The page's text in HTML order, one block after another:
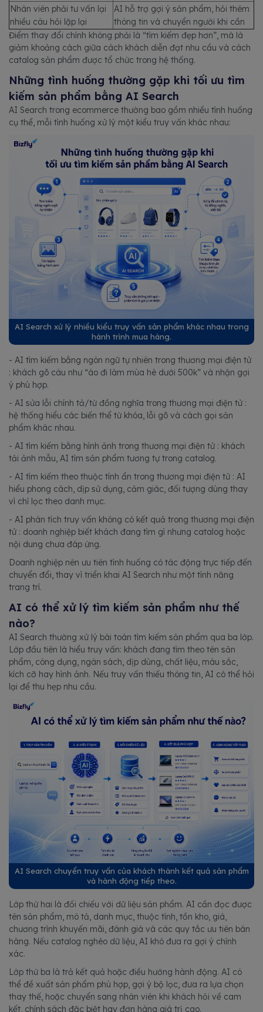
Nhân viên phải tư vấn lại
nhiều câu hỏi lặp lại
AI hỗ trợ gợi ý sản phẩm, hỏi thêm
thông tin và chuyển người khi cần
Điểm thay đổi chính không phải là “tìm kiếm đẹp hơn”, mà là
giảm khoảng cách giữa cách khách diễn đạt nhu cầu và cách
catalog sản phẩm được tổ chức trong hệ thống.
Những tình huống thường gặp khi tối ưu tìm
kiếm sản phẩm bằng AI Search
AI Search trong ecommerce thường bao gồm nhiều tình huống
cụ thể, mỗi tình huống xử lý một kiểu truy vấn khác nhau:
AI Search xử lý nhiều kiểu truy vấn sản phẩm khác nhau trong
hành trình mua hàng.
- AI tìm kiếm bằng ngôn ngữ tự nhiên trong thương mại điện tử
: khách gõ câu như “áo đi làm mùa hè dưới 500k” và nhận gợi
ý phù hợp.
- AI sửa lỗi chính tả/từ đồng nghĩa trong thương mại điện tử :
hệ thống hiểu các biến thể từ khóa, lỗi gõ và cách gọi sản
phẩm khác nhau.
- AI tìm kiếm bằng hình ảnh trong thương mại điện tử : khách
tải ảnh mẫu, AI tìm sản phẩm tương tự trong catalog.
- AI tìm kiếm theo thuộc tính ẩn trong thương mại điện tử : AI
hiểu phong cách, dịp sử dụng, cảm giác, đối tượng dùng thay
vì chỉ lọc theo danh mục.
- AI phân tích truy vấn không có kết quả trong thương mại điện
tử : doanh nghiệp biết khách đang tìm gì nhưng catalog hoặc
nội dung chưa đáp ứng.
Doanh nghiệp nên ưu tiên tình huống có tác động trực tiếp đến
chuyển đổi, thay vì triển khai AI Search như một tính năng
trang trí.
AI có thể xử lý tìm kiếm sản phẩm như thế
nào?
AI Search thường xử lý bài toán tìm kiếm sản phẩm qua ba lớp.
Lớp đầu tiên là hiểu truy vấn: khách đang tìm theo tên sản
phẩm, công dụng, ngân sách, dịp dùng, chất liệu, màu sắc,
kích cỡ hay hình ảnh. Nếu truy vấn thiếu thông tin, AI có thể hỏi
lại để thu hẹp nhu cầu.
AI Search chuyển truy vấn của khách thành kết quả sản phẩm
và hành động tiếp theo.
Lớp thứ hai là đối chiếu với dữ liệu sản phẩm. AI cần đọc được
tên sản phẩm, mô tả, danh mục, thuộc tính, tồn kho, giá,
chương trình khuyến mãi, đánh giá và các quy tắc ưu tiên bán
hàng. Nếu catalog nghèo dữ liệu, AI khó đưa ra gợi ý chính
xác.
Lớp thứ ba là trả kết quả hoặc điều hướng hành động. AI có
thể đề xuất sản phẩm phù hợp, gợi ý bộ lọc, đưa ra lựa chọn
thay thế, hoặc chuyển sang nhân viên khi khách hỏi về cam
kết, chính sách đặc biệt hay đơn hàng giá trị cao.